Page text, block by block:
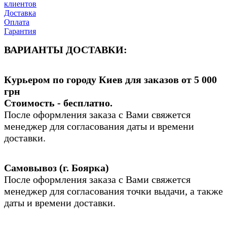
клиентов
Доставка
Оплата
Гарантия
ВАРИАНТЫ ДОСТАВКИ:
Курьером по городу Киев для заказов от 5 000
грн
Стоимость - бесплатно.
После оформления заказа с Вами свяжется
менеджер для согласования даты и времени
доставки.
Самовывоз (г. Боярка)
После оформления заказа с Вами свяжется
менеджер для согласования точки выдачи, а также
даты и времени доставки.